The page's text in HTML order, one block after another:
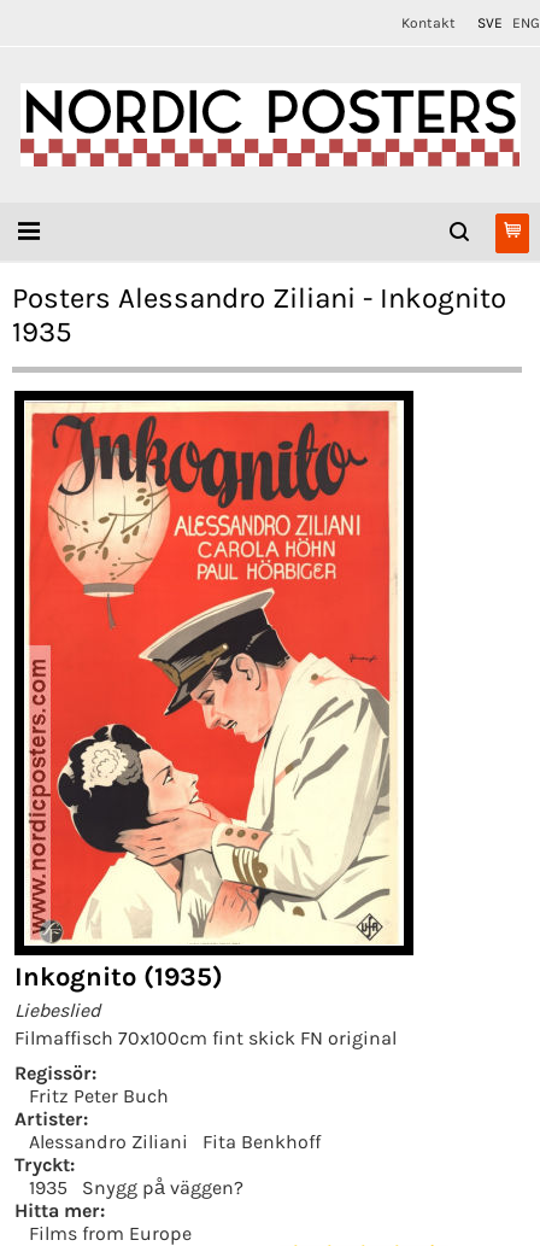
Kontakt SVE ENG
Posters Alessandro Ziliani - Inkognito
1935
Inkognito (1935)
Liebeslied
Filmaffisch 70x100cm fint skick FN original
Regissör:
Fritz Peter Buch
Artister:
Alessandro Ziliani
Fita Benkhoff
Tryckt:
1935
Snygg på väggen?
Hitta mer:
Films from Europe